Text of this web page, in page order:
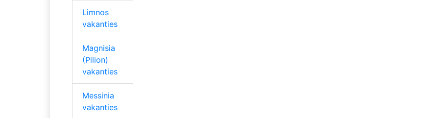
Limnos
vakanties
Magnisia
(Pilion)
vakanties
Messinia
vakanties